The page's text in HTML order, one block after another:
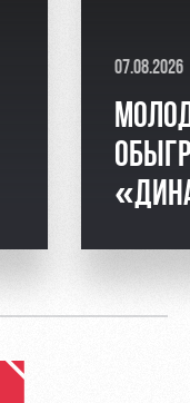
07.08.2026